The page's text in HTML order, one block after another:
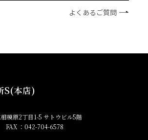
よくあるご質問
S(本店)
模原2丁目1-5 サトウビル5階
：042-704-6578